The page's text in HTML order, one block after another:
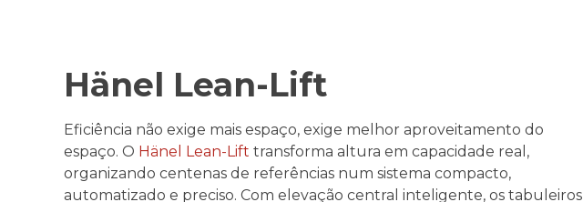
Hänel Lean-Lift
Eficiência não exige mais espaço, exige melhor aproveitamento do
espaço. O Hänel Lean-Lift transforma altura em capacidade real,
organizando centenas de referências num sistema compacto,
automatizado e preciso. Com elevação central inteligente, os tabuleiros